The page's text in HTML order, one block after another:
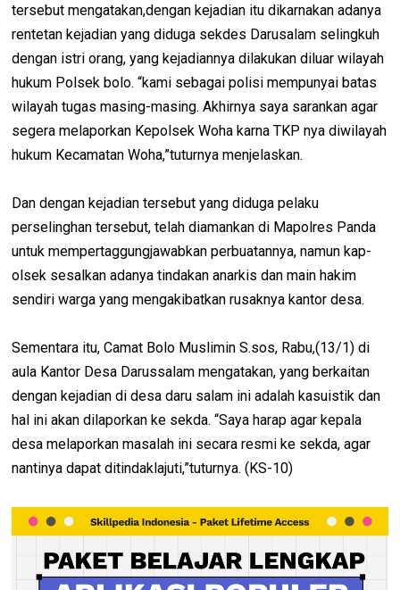
tersebut mengatakan,dengan kejadian itu dikarnakan adanya
rentetan kejadian yang diduga sekdes Darusalam selingkuh
dengan istri orang, yang kejadiannya dilakukan diluar wilayah
hukum Polsek bolo. “kami sebagai polisi mempunyai batas
wilayah tugas masing-masing. Akhirnya saya sarankan agar
segera melaporkan Kepolsek Woha karna TKP nya diwilayah
hukum Kecamatan Woha,”tuturnya menjelaskan.
Dan dengan kejadian tersebut yang diduga pelaku
perselinghan tersebut, telah diamankan di Mapolres Panda
untuk mempertaggungjawabkan perbuatannya, namun kap-
olsek sesalkan adanya tindakan anarkis dan main hakim
sendiri warga yang mengakibatkan rusaknya kantor desa.
Sementara itu, Camat Bolo Muslimin S.sos, Rabu,(13/1) di
aula Kantor Desa Darussalam mengatakan, yang berkaitan
dengan kejadian di desa daru salam ini adalah kasuistik dan
hal ini akan dilaporkan ke sekda. “Saya harap agar kepala
desa melaporkan masalah ini secara resmi ke sekda, agar
nantinya dapat ditindaklajuti,”tuturnya. (KS-10)